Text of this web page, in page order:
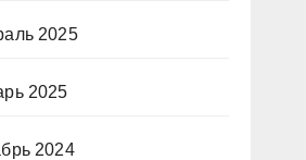
2025
2025
2024